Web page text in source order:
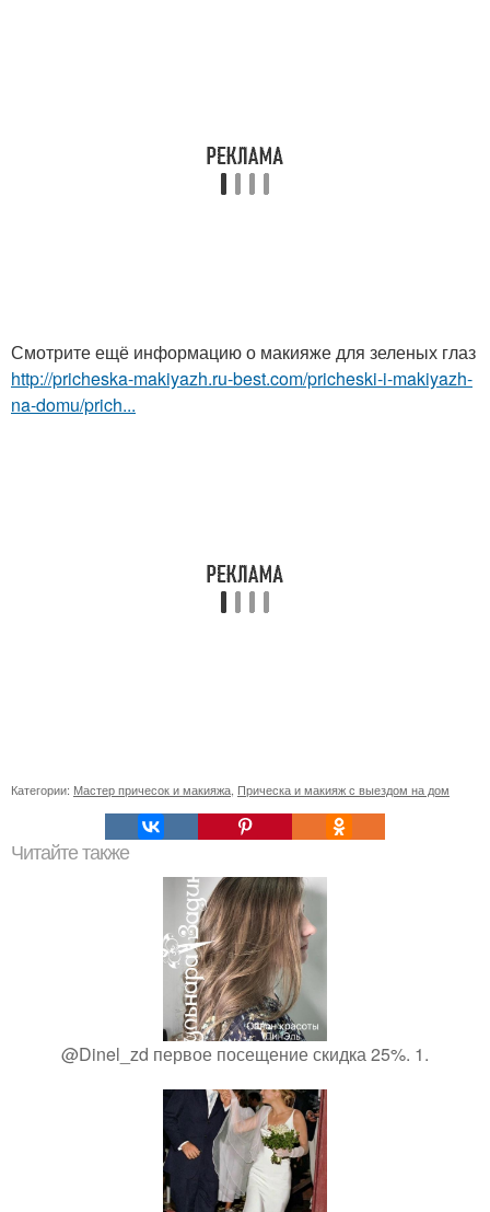
Смотрите ещё информацию о макияже для зеленых глаз
http://pricheska-makiyazh.ru-best.com/pricheski-i-makiyazh-
na-domu/prich...
Категории: Мастер причесок и макияжа Прическа и макияж с выездом на дом
Читайте также
@Dinel_zd первое посещение скидка 25%. 1.